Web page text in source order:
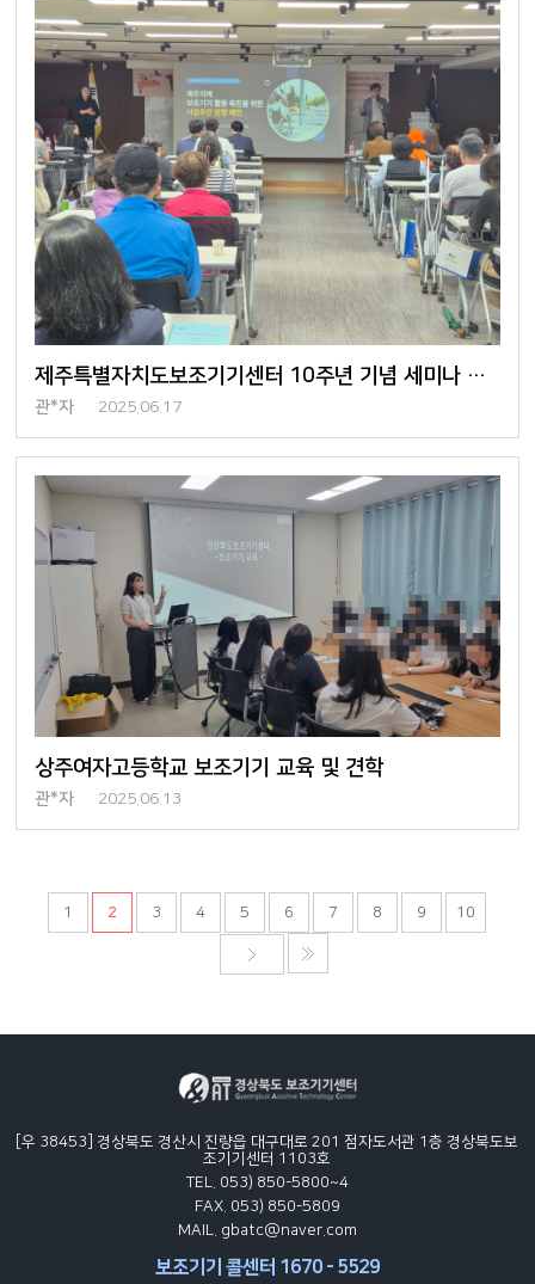
제주특별자치도보조기기센터 10주년 기념 세미나 참석
관*자 2025.06.17
상주여자고등학교 보조기기 교육 및 견학
관*자 2025.06.13
1 2 3 4 5 6 7 8 9 10
[우 38453] 경상북도 경산시 진량읍 대구대로 201 점자도서관 1층 경상북도보
조기기센터 1103호
TEL. 053) 850-5800~4
FAX. 053) 850-5809
MAIL. gbatc@naver.com
보조기기 콜센터 1670 - 5529